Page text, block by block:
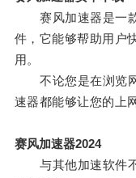
赛风加速器是一款
件，它能够帮助用户
用。
不论您是在浏览网
速器都能够让您的上
赛风加速器2024
与其他加速软件不